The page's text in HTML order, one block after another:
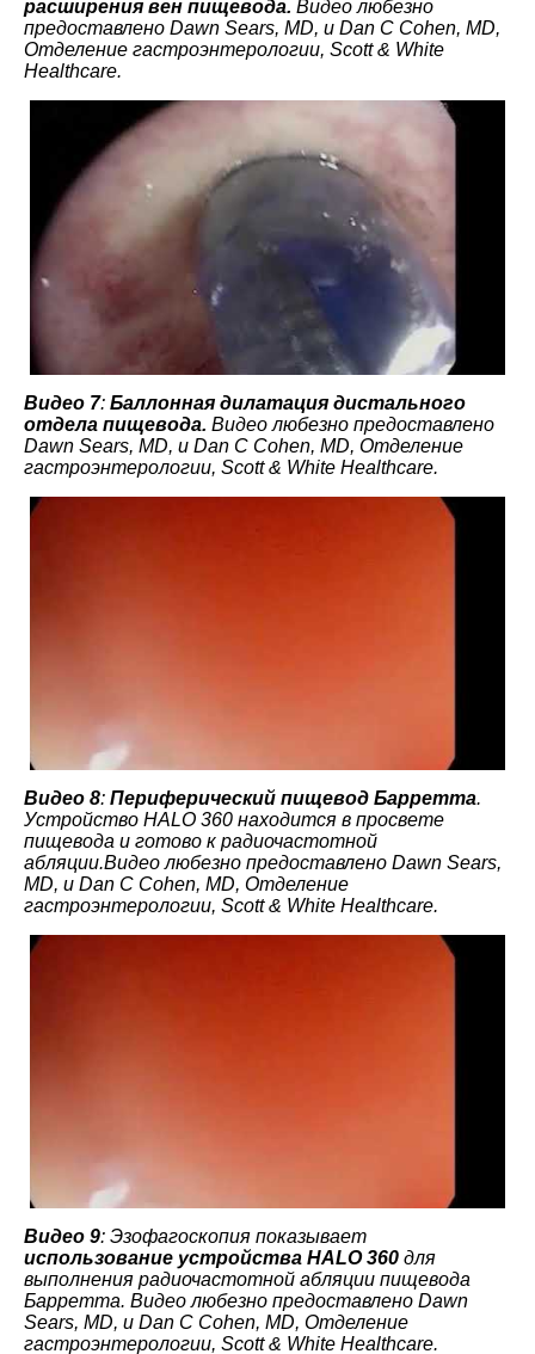
расширения вен пищевода. Видео любезно
предоставлено Dawn Sears, MD, и Dan C Cohen, MD,
Отделение гастроэнтерологии, Scott & White
Healthcare.
Видео 7: Баллонная дилатация дистального
отдела пищевода. Видео любезно предоставлено
Dawn Sears, MD, и Dan C Cohen, MD, Отделение
гастроэнтерологии, Scott & White Healthcare.
Видео 8: Периферический пищевод Барретта.
Устройство HALO 360 находится в просвете
пищевода и готово к радиочастотной
абляции.Видео любезно предоставлено Dawn Sears,
MD, и Dan C Cohen, MD, Отделение
гастроэнтерологии, Scott & White Healthcare.
Видео 9: Эзофагоскопия показывает
использование устройства HALO 360 для
выполнения радиочастотной абляции пищевода
Барретта. Видео любезно предоставлено Dawn
Sears, MD, и Dan C Cohen, MD, Отделение
гастроэнтерологии, Scott & White Healthcare.